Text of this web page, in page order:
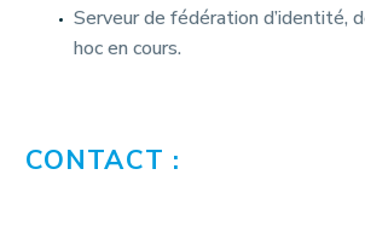
Serveur de fédération d’identité,
hoc en cours.
CONTACT :